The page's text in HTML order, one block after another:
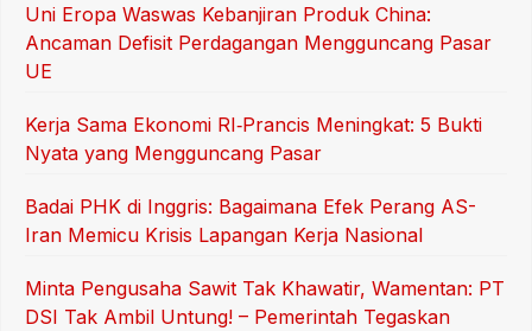
Uni Eropa Waswas Kebanjiran Produk China:
Ancaman Defisit Perdagangan Mengguncang Pasar
UE
Kerja Sama Ekonomi RI‑Prancis Meningkat: 5 Bukti
Nyata yang Mengguncang Pasar
Badai PHK di Inggris: Bagaimana Efek Perang AS-
Iran Memicu Krisis Lapangan Kerja Nasional
Minta Pengusaha Sawit Tak Khawatir, Wamentan: PT
DSI Tak Ambil Untung! – Pemerintah Tegaskan